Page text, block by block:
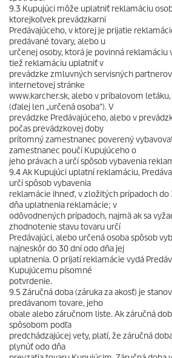
9.3 Kupujúci môže uplatniť reklamáciu
ktorejkoľvek prevádzkarni
Predávajúceho, v ktorej je prijatie
predávané tovary, alebo u
určenej osoby, ktorá je povinná reklamáciu
tiež reklamáciu uplatniť v
prevádzke zmluvných servisných
internetovej stránke
www.karcher.sk, alebo v príbalovom
(ďalej len „určená osoba“). V
prevádzke Predávajúceho, alebo v
počas prevádzkovej doby
prítomný zamestnanec poverený
zamestnanec poučí Kupujúceho o
jeho právach a určí spôsob vybavenia
9.4 Ak Kupujúci uplatní reklamáciu,
určí spôsob vybavenia
reklamácie ihneď, v zložitých prípadoch do
dňa uplatnenia reklamácie; v
odôvodnených prípadoch, najmä ak sa
zhodnotenie stavu tovaru určí
Predávajúci, alebo určená osoba spôsob
najneskôr do 30 dní odo dňa jej
uplatnenia. O prijatí reklamácie vydá
Kupujúcemu písomné
potvrdenie.
9.5 Záručná doba (záruka za akosť) je
predávanom tovare, jeho
obale alebo záručnom liste. Ak záručná
spôsobom podľa
predchádzajúcej vety, platí, že záručná
plynúť odo dňa